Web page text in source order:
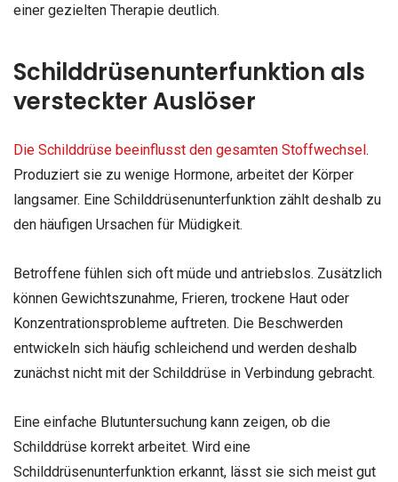
einer gezielten Therapie deutlich.
Schilddrüsenunterfunktion als
versteckter Auslöser
Die Schilddrüse beeinflusst den gesamten Stoffwechsel.
Produziert sie zu wenige Hormone, arbeitet der Körper
langsamer. Eine Schilddrüsenunterfunktion zählt deshalb zu
den häufigen Ursachen für Müdigkeit.
Betroffene fühlen sich oft müde und antriebslos. Zusätzlich
können Gewichtszunahme, Frieren, trockene Haut oder
Konzentrationsprobleme auftreten. Die Beschwerden
entwickeln sich häufig schleichend und werden deshalb
zunächst nicht mit der Schilddrüse in Verbindung gebracht.
Eine einfache Blutuntersuchung kann zeigen, ob die
Schilddrüse korrekt arbeitet. Wird eine
Schilddrüsenunterfunktion erkannt, lässt sie sich meist gut